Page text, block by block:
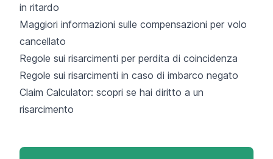
in ritardo
Maggiori informazioni sulle compensazioni per volo
cancellato
Regole sui risarcimenti per perdita di coincidenza
Regole sui risarcimenti in caso di imbarco negato
Claim Calculator: scopri se hai diritto a un
risarcimento